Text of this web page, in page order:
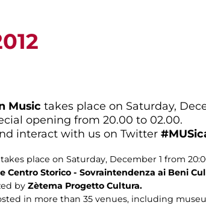
Music takes place on Saturday,
opening from 20.00 to 02.00.
interact with us on Twitter #
takes place on Saturday, December 1 from
Centro Storico - Sovraintendenza ai Beni
by Zètema Progetto Cultura.
in more than 35 venues, including